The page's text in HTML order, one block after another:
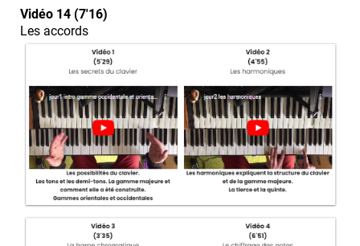
Vidéo 14 (7'16)
Les accords